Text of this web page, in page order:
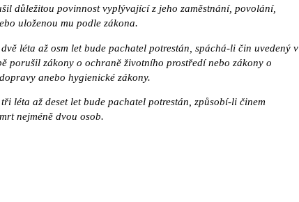
důležitou povinnost vyplývající z jeho zaměstnání, povolání,
uloženou mu podle zákona.
léta až osm let bude pachatel potrestán, spáchá-li čin uvedený v
porušil zákony o ochraně životního prostředí nebo zákony o
anebo hygienické zákony.
léta až deset let bude pachatel potrestán, způsobí-li činem
nejméně dvou osob.